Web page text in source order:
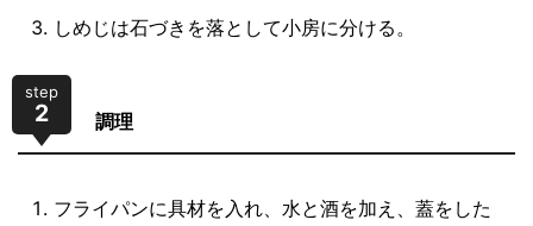
しめじは石づきを落として小房に分ける。
step
2 調理
フライパンに具材を入れ、水と酒を加え、蓋をした